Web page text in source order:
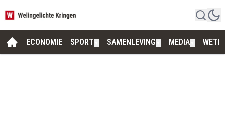
ECONOMIE SPORT SAMENLEVING MEDIA